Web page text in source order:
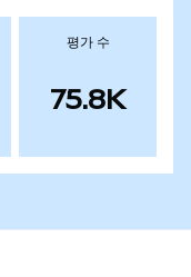
평가 수
75.8K